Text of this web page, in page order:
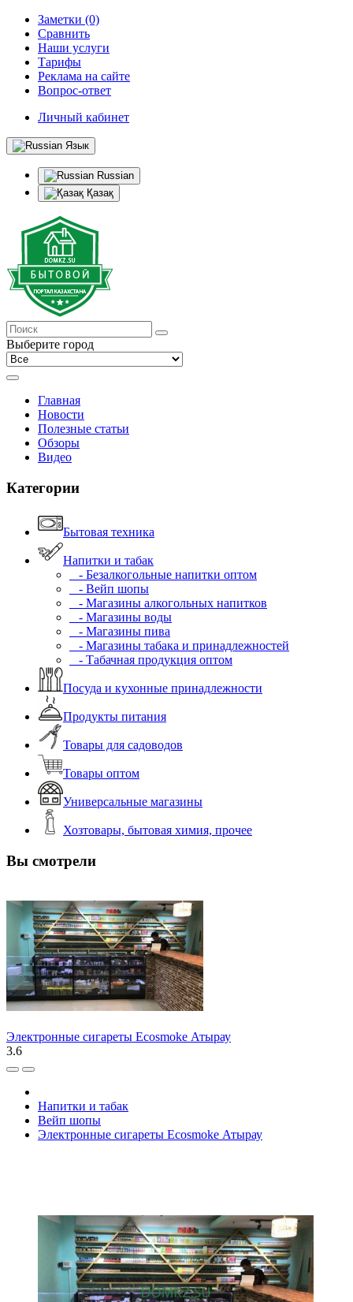
Заметки (0)
Сравнить
Наши услуги
Тарифы
Реклама на сайте
Вопрос-ответ
Личный кабинет
Язык
Russian
Қазақ
Выберите город
Главная
Новости
Полезные статьи
Обзоры
Видео
Категории
Бытовая техника
Напитки и табак
- Безалкогольные напитки оптом
- Вейп шопы
- Магазины алкогольных напитков
- Магазины воды
- Магазины пива
- Магазины табака и принадлежностей
- Табачная продукция оптом
Посуда и кухонные принадлежности
Продукты питания
Товары для садоводов
Товары оптом
Универсальные магазины
Хозтовары, бытовая химия, прочее
Вы смотрели
Электронные сигареты Ecosmoke Атырау
3.6
Напитки и табак
Вейп шопы
Электронные сигареты Ecosmoke Атырау